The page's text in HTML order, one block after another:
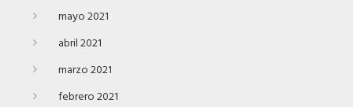
mayo 2021
abril 2021
marzo 2021
febrero 2021